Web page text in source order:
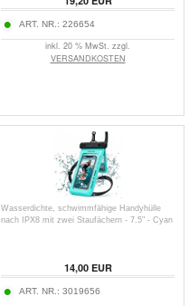
ART. NR.: 226654
inkl. 20 % MwSt. zzgl.
VERSANDKOSTEN
Wasserdichte, schwimmfähige Handyhülle
nach IPX8 mit zwei Staufächern - 7.5" - Cyan
14,00EUR
ART. NR.: 3019656